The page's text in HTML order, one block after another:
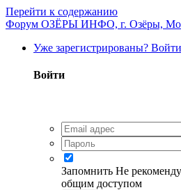
Перейти к содержанию
Форум ОЗЁРЫ ИНФО, г. Озёры,
Уже зарегистрированы? Войти
Войти
Запомнить Не
общим доступом